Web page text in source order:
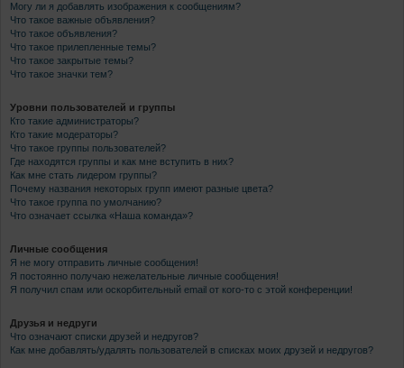
Могу ли я добавлять изображения к сообщениям?
Что такое важные объявления?
Что такое объявления?
Что такое прилепленные темы?
Что такое закрытые темы?
Что такое значки тем?
Уровни пользователей и группы
Кто такие администраторы?
Кто такие модераторы?
Что такое группы пользователей?
Где находятся группы и как мне вступить в них?
Как мне стать лидером группы?
Почему названия некоторых групп имеют разные цвета?
Что такое группа по умолчанию?
Что означает ссылка «Наша команда»?
Личные сообщения
Я не могу отправить личные сообщения!
Я постоянно получаю нежелательные личные сообщения!
Я получил спам или оскорбительный email от кого-то с этой конференции!
Друзья и недруги
Что означают списки друзей и недругов?
Как мне добавлять/удалять пользователей в списках моих друзей и недругов?